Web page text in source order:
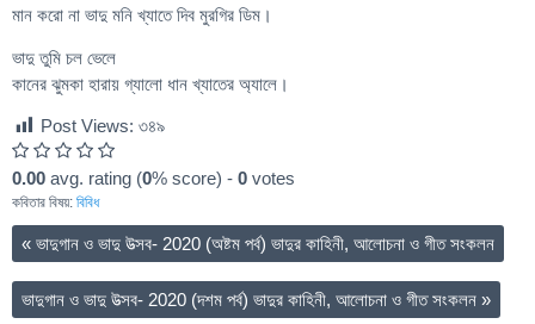
মান করো না ভাদু মনি খ্যাতে দিব মুরগির ডিম।
ভাদু তুমি চল ভেলে
কানের ঝুমকা হারায় গ্যালো ধান খ্যাতের অ্যালে।
Post Views: ৩৪৯
0.00 avg. rating (0% score) - 0 votes
কবিতার বিষয়: বিবিধ
« ভাদুগান ও ভাদু উত্সব- 2020 (অষ্টম পর্ব) ভাদুর কাহিনী, আলোচনা ও গীত সংকলন
ভাদুগান ও ভাদু উত্সব- 2020 (দশম পর্ব) ভাদুর কাহিনী, আলোচনা ও গীত সংকলন »